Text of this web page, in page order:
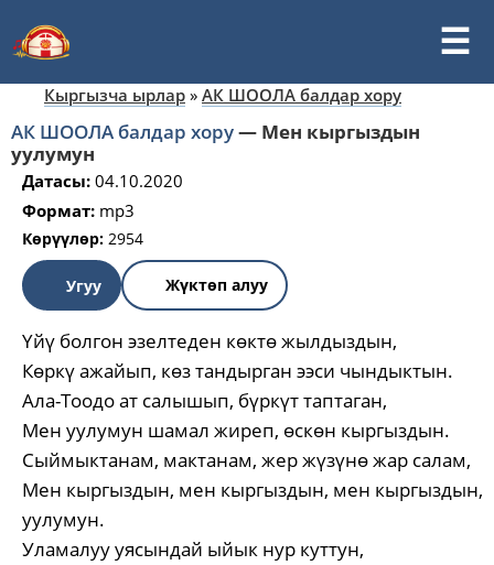
Кыргызча ырлар » АК ШООЛА балдар хору
АК ШООЛА балдар хору— Мен кыргыздын
уулумун
Датасы: 04.10.2020
Формат: mp3
Көрүүлөр: 2954
Угуу Жүктөп алуу
Үйү болгон эзелтеден көктө жылдыздын,
Көркү ажайып, көз тандырган ээси чындыктын.
Ала-Тоодо ат салышып, бүркүт таптаган,
Мен уулумун шамал жиреп, өскөн кыргыздын.
Сыймыктанам, мактанам, жер жүзүнө жар салам,
Мен кыргыздын, мен кыргыздын, мен кыргыздын,
уулумун.
Уламалуу уясындай ыйык нур куттун,